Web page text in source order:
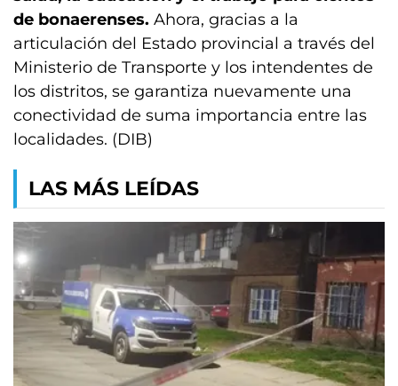
de bonaerenses. Ahora, gracias a la
articulación del Estado provincial a través del
Ministerio de Transporte y los intendentes de
los distritos, se garantiza nuevamente una
conectividad de suma importancia entre las
localidades. (DIB)
LAS MÁS LEÍDAS